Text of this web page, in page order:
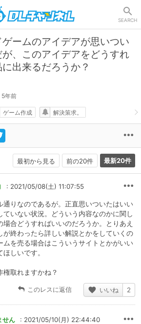
SEARCH
ゲームのアイデアが思いつい
が、このアイデアをどうすれ
出来るだろうか？
5年前
ゲーム作成 解決策求。
最初から見る 前の20件 最新20件
: 2021/05/08(土) 11:07:55
通りなのであるが。正直思いついたはいい
ていない状況。どういう内容なのかに関し
合どうすればいいのだろうか。とりあえ
が終わったら詳しい解説とかをしていくの
ムを売る場合はこういうサイトとかがいい
しいです。
権取れますかね？
このレスに返信 いいね 2
せん : 2021/05/10(月) 22:44:40